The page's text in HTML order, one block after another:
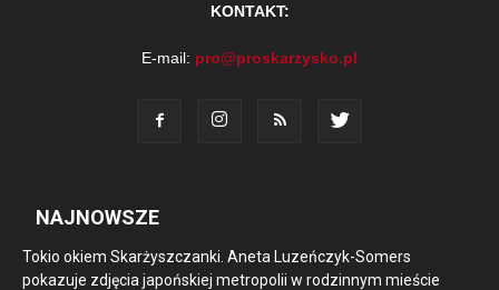
KONTAKT:
E-mail: pro@proskarzysko.pl
NAJNOWSZE
Tokio okiem Skarżyszczanki. Aneta Luzeńczyk-Somers
pokazuje zdjęcia japońskiej metropolii w rodzinnym mieście